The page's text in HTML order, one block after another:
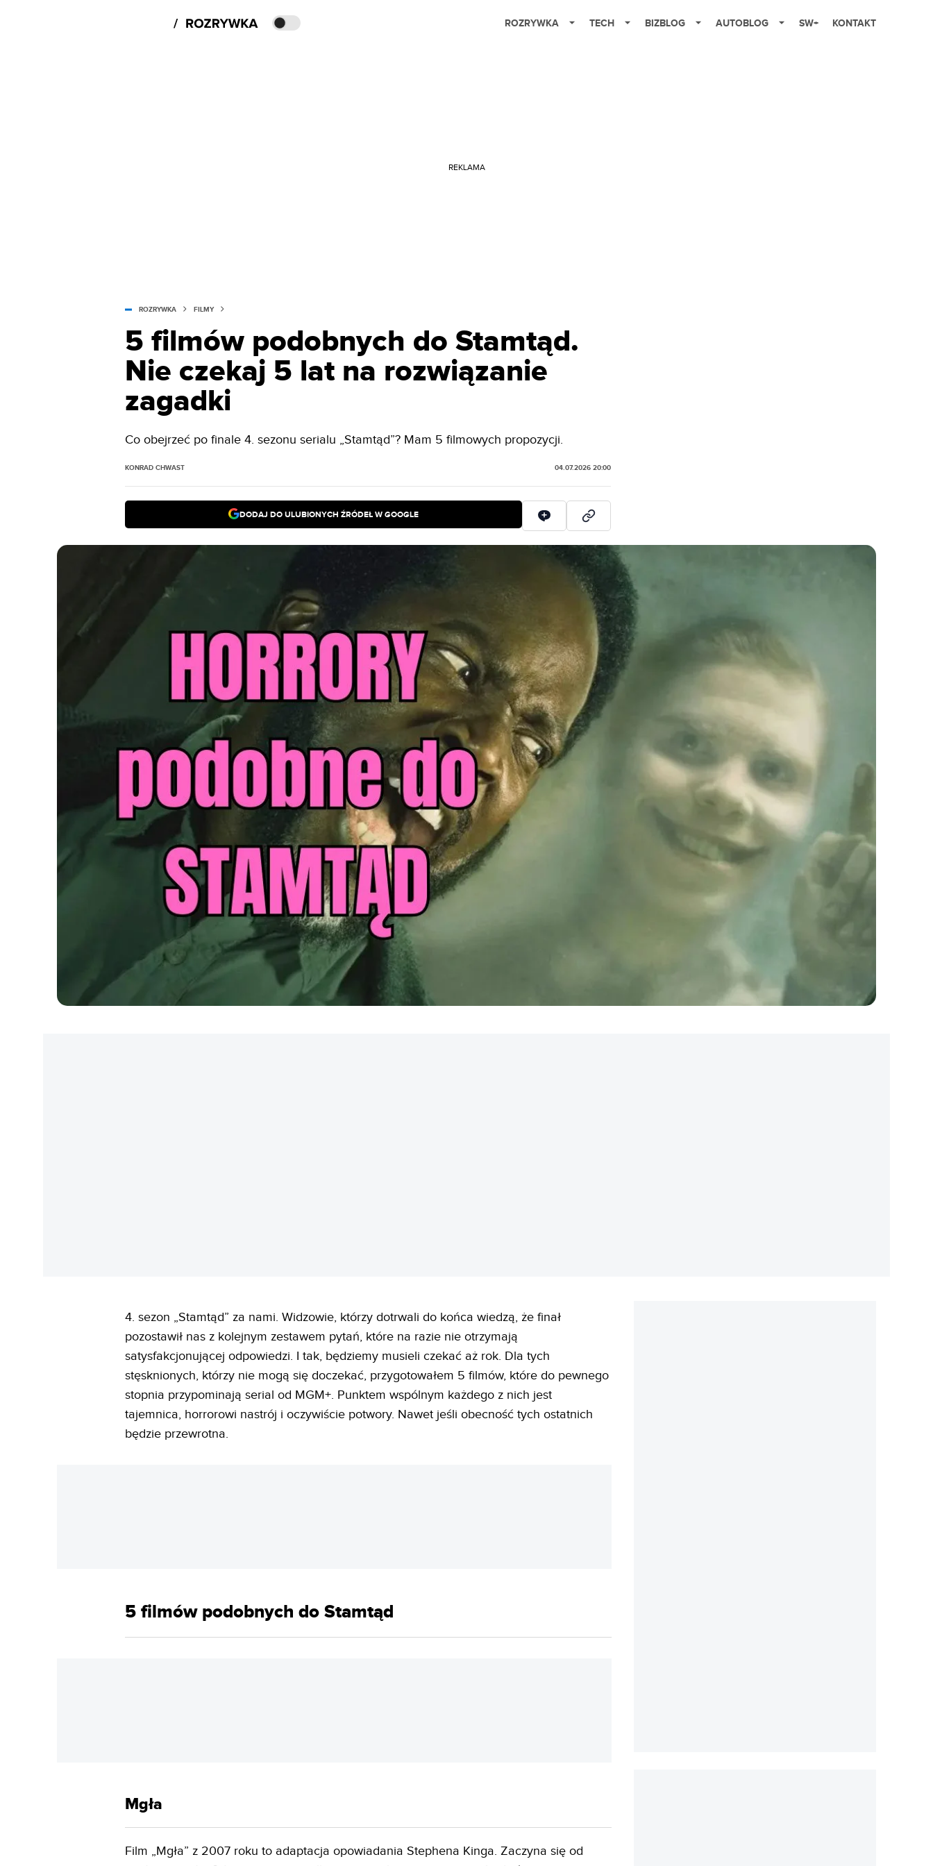
ROZRYWKA TECH BIZBLOG AUTOBLOG SW+ KONTAKT
REKLAMA
ROZRYWKA FILMY
5 filmów podobnych do Stamtąd.
Nie czekaj 5 lat na rozwiązanie
zagadki
Co obejrzeć po finale 4. sezonu serialu „Stamtąd”? Mam 5 filmowych propozycji.
KONRAD CHWAST 04.07.2026 20:00
DODAJ DO ULUBIONYCH ŹRÓDEŁ W GOOGLE
4. sezon „Stamtąd” za nami. Widzowie, którzy dotrwali do końca wiedzą, że finał
pozostawił nas z kolejnym zestawem pytań, które na razie nie otrzymają
satysfakcjonującej odpowiedzi. I tak, będziemy musieli czekać aż rok. Dla tych
stęsknionych, którzy nie mogą się doczekać, przygotowałem 5 filmów, które do pewnego
stopnia przypominają serial od MGM+. Punktem wspólnym każdego z nich jest
tajemnica, horrorowi nastrój i oczywiście potwory. Nawet jeśli obecność tych ostatnich
będzie przewrotna.
5 filmów podobnych do Stamtąd
Mgła
Film „Mgła” z 2007 roku to adaptacja opowiadania Stephena Kinga. Zaczyna się od